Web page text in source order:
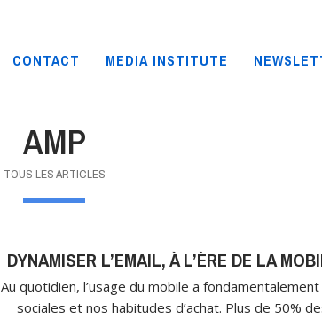
CONTACT MEDIA INSTITUTE
AMP
TOUS LES ARTICLES
DYNAMISER L’EMAIL, À L’ÈRE DE LA
Au quotidien, l’usage du mobile a
sociales et nos habitudes d’achat. Plus de 50%